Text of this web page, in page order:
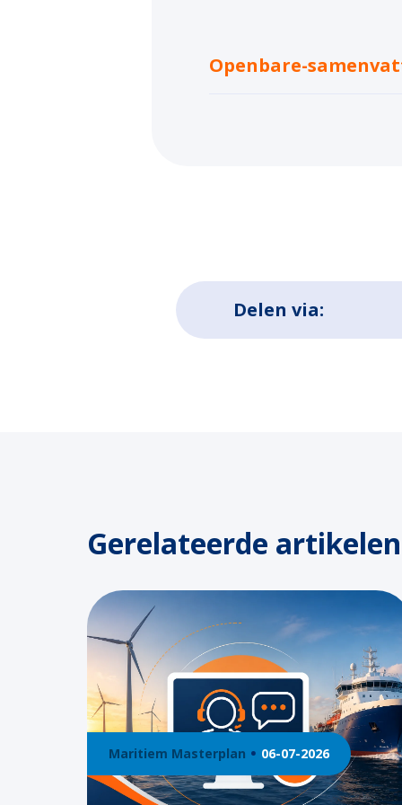
Openbare-
Delen via:
Gerelateerde artikelen
Maritiem Masterplan 06-07-2026